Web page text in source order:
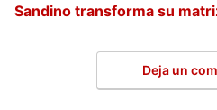
Sandino transforma su
Deja un